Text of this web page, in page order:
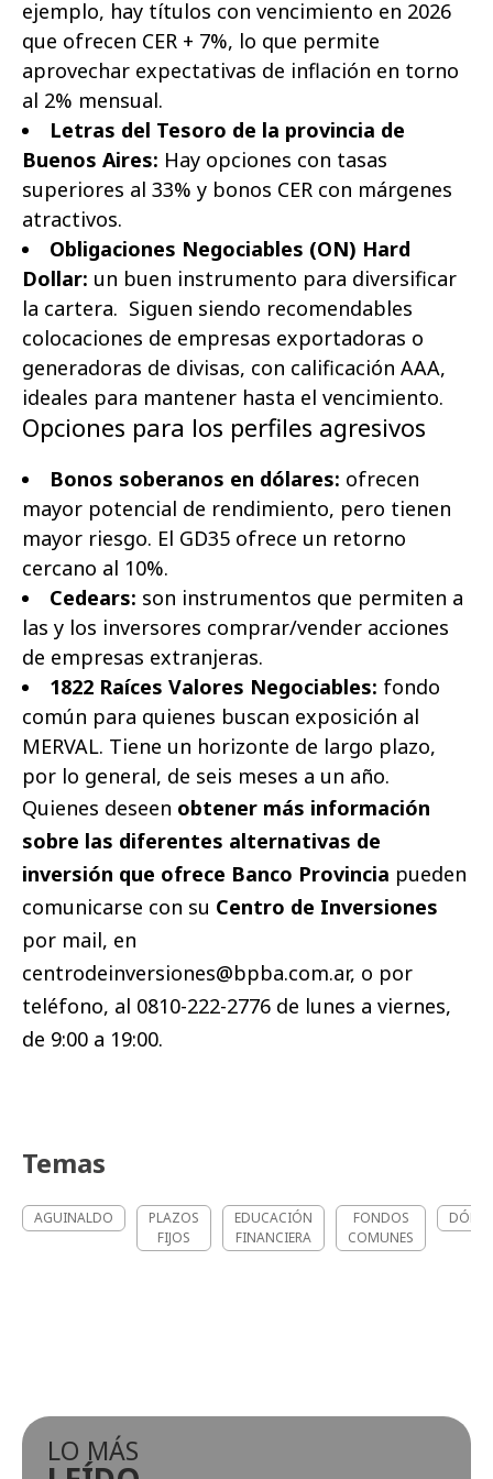
ejemplo, hay títulos con vencimiento en 2026
que ofrecen CER + 7%, lo que permite
aprovechar expectativas de inflación en torno
al 2% mensual.
Letras del Tesoro de la provincia de
Buenos Aires: Hay opciones con tasas
superiores al 33% y bonos CER con márgenes
atractivos.
Obligaciones Negociables (ON) Hard
Dollar: un buen instrumento para diversificar
la cartera. Siguen siendo recomendables
colocaciones de empresas exportadoras o
generadoras de divisas, con calificación AAA,
ideales para mantener hasta el vencimiento.
Opciones para los perfiles agresivos
Bonos soberanos en dólares: ofrecen
mayor potencial de rendimiento, pero tienen
mayor riesgo. El GD35 ofrece un retorno
cercano al 10%.
Cedears: son instrumentos que permiten a
las y los inversores comprar/vender acciones
de empresas extranjeras.
1822 Raíces Valores Negociables: fondo
común para quienes buscan exposición al
MERVAL. Tiene un horizonte de largo plazo,
por lo general, de seis meses a un año.
Quienes deseen obtener más información
sobre las diferentes alternativas de
inversión que ofrece Banco Provincia pueden
comunicarse con su Centro de Inversiones
por mail, en
centrodeinversiones@bpba.com.ar, o por
teléfono, al 0810-222-2776 de lunes a viernes,
de 9:00 a 19:00.
Temas
AGUINALDO
PLAZOS
FIJOS
EDUCACIÓN
FINANCIERA
FONDOS
COMUNES
LO MÁS